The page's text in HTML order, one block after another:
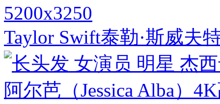
5200x3250
Taylor Swift泰勒·斯威夫